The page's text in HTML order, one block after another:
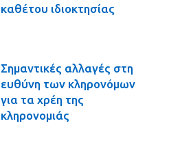
καθέτου ιδιοκτησίας
Σημαντικές αλλαγές στη
ευθύνη των κληρονόμων
για τα χρέη της
κληρονομιάς